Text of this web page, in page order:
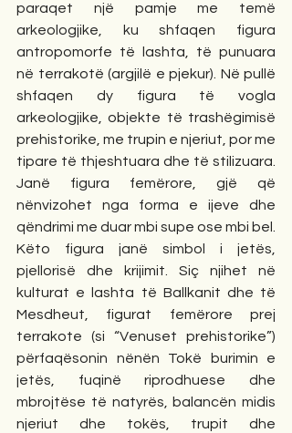
paraqet një pamje me temë
arkeologjike, ku shfaqen figura
antropomorfe të lashta, të punuara
në terrakotë (argjilë e pjekur). Në pullë
shfaqen dy figura të vogla
arkeologjike, objekte të trashëgimisë
prehistorike, me trupin e njeriut, por me
tipare të thjeshtuara dhe të stilizuara.
Janë figura femërore, gjë që
nënvizohet nga forma e ijeve dhe
qëndrimi me duar mbi supe ose mbi bel.
Këto figura janë simbol i jetës,
pjellorisë dhe krijimit. Siç njihet në
kulturat e lashta të Ballkanit dhe të
Mesdheut, figurat femërore prej
terrakote (si “Venuset prehistorike”)
përfaqësonin nënën Tokë burimin e
jetës, fuqinë riprodhuese dhe
mbrojtëse të natyrës, balancën midis
njeriut dhe tokës, trupit dhe